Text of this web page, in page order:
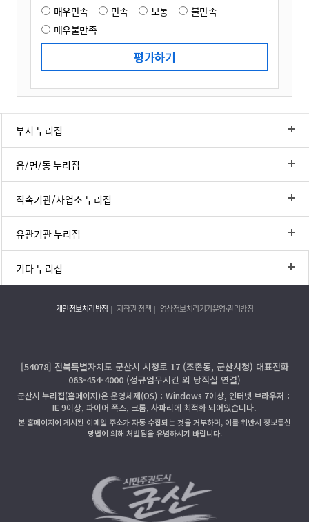
매우만족 만족 보통
불만족
매우불만족
부서 누리집
읍/면/동 누리집
직속기관/사업소 누리집
유관기관 누리집
기타 누리집
개인정보처리방침 저작권 정책 영상정보처리기기운영·관리방침
[54078] 전북특별자치도 군산시 시청로 17 (조촌동, 군산시청) 대표전화
063-454-4000 (정규업무시간 외 당직실 연결)
군산시 누리집(홈페이지)은 운영체제(OS)：Windows 7이상, 인터넷 브라우저：
IE 9이상, 파이어 폭스, 크롬, 사파리에 최적화 되어있습니다.
본 홈페이지에 게시된 이메일 주소가 자동 수집되는 것을 거부하며, 이를 위반시 정보통신
망법에 의해 처벌됨을 유념하시기 바랍니다.